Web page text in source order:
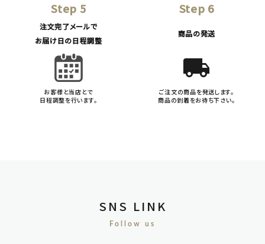
Step 5
注文完了メールで
お届け日の日程調整
お客様と当店とで
日程調整を行います。
Step 6
商品の発送
local_shipping
ご注文の商品を発送します。
商品の到着をお待ち下さい。
SNS LINK
Follow us